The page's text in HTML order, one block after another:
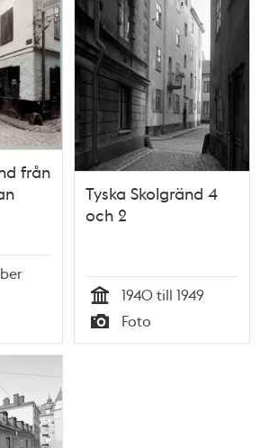
från
Tyska Skolgränd 4
och 2
Tid
1940 till 1949
Typ
Foto